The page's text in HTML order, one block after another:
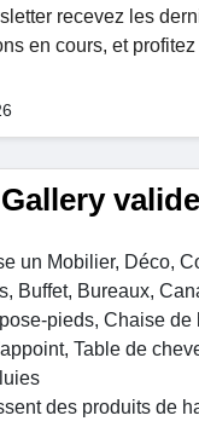
recevez les
en cours, et
un Mobilier, Déco,
Buffet, Bureaux,
pieds, Chaise
Table de
des produits de